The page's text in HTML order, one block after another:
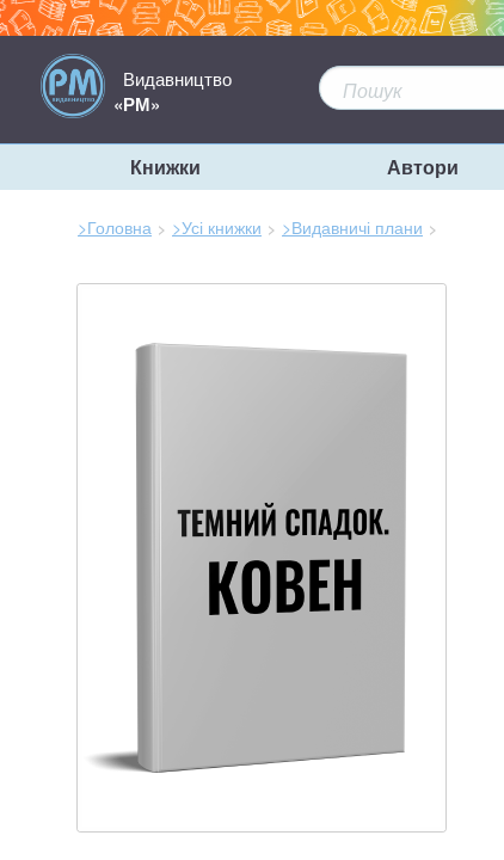
Видавництво
«РМ»
Книжки Автори
>Головна >Усі книжки
>Видавничі плани
тут: